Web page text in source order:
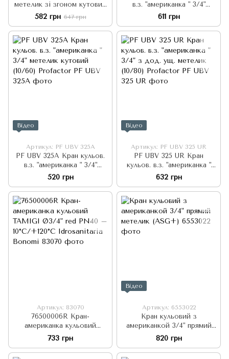
метелик зі згоном кутовий
з OR 3/4" HLV
582 грн 647 грн
в.з. "американка " 3/4"
метелик (10/80) Profactor
611 грн
Відео
Артикул: PF UBV 325А
PF UBV 325А Кран кульов.
в.з. "американка " 3/4"
метелик кутовий (10/60)
Profactor
520 грн
Відео
Артикул: PF UBV 325 UR
PF UBV 325 UR Кран
кульов. в.з. "американка "
3/4" з дод. ущ. метелик
(10/80) Profactor
632 грн
Артикул: 83070
76500006R Кран-
американка кульовий
TAMIGI Ø3/4" red PN40 –
10°C/+120°C Idrosanitaria
Bonomi
733 грн
Відео
Артикул: 6553022
Кран кульовий з
американкой 3/4" прямий
метелик (ASG+)
820 грн